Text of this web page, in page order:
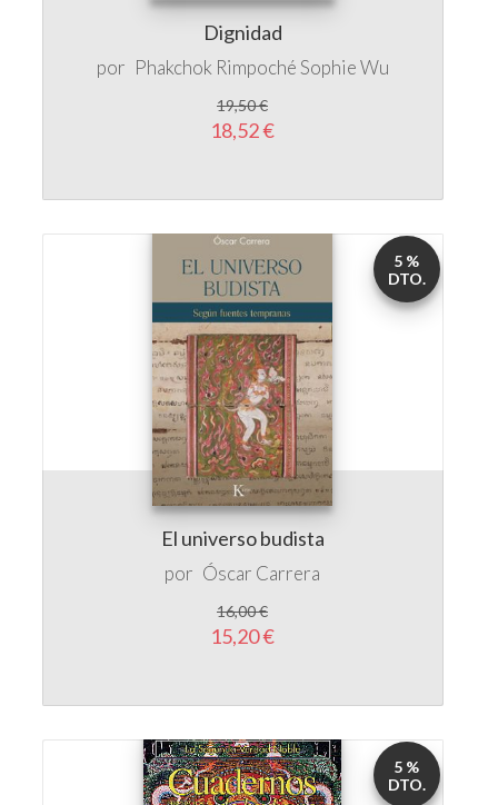
Dignidad
por Phakchok RimpochéSophie Wu
19,50 €
18,52 €
El universo budista
por Óscar Carrera
16,00 €
15,20 €
5 %
DTO.
5 %
DTO.